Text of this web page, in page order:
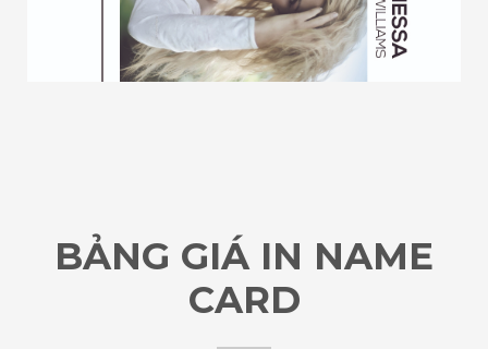
BẢNG GIÁ IN NAME
CARD